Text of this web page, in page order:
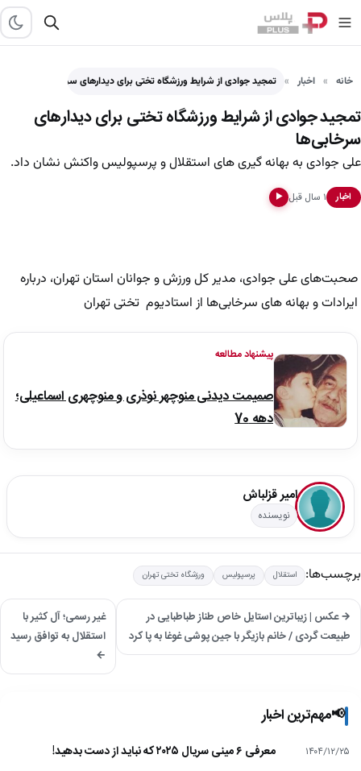
خانه اخبار تمجید جوادی از شرایط ورزشگاه تختی برای دیدارهای سرخابی‌ها
تمجید جوادی از شرایط ورزشگاه تختی برای دیدارهای
سرخابی‌ها
علی جوادی به بهانه گیری های استقلال و پرسپولیس واکنش نشان داد.
اخبار ۱ سال قبل ▶
صحبت‌های علی جوادی، مدیر کل ورزش و جوانان استان تهران، درباره
ایرادات و بهانه ‌های سرخابی‌ها از استادیوم تختی تهران
پیشنهاد مطالعه
صمیمت دیدنی منوچهر نوذری و منوچهری اسماعیلی؛
دهه 70
امیر قزلباش
نویسنده
برچسب‌ها: استقلال پرسپوليس ورزشگاه تختی تهران
→ عکس | زیباترین استایل خاص طناز طباطبایی در
طبیعت گردی / خانم بازیگر با جین پوشی غوغا به پا کرد
غیر رسمی؛ آل کثیر با
استقلال به توافق رسید
←
📢مهم‌ترین اخبار
۱۴۰۴/۱۲/۲۵ معرفی ۶ مینی سریال ۲۰۲۵ که نباید از دست بدهید!